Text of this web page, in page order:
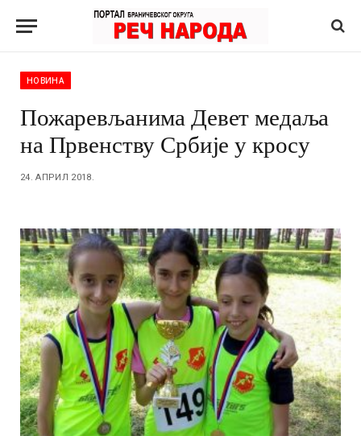
НОВИНА
Пожаревљанима Девет медаља
на Првенству Србије у кросу
24. АПРИЛ 2018.